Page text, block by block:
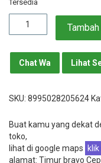
Tersedia
Kuantitas
2in1
Chat Wa Lihat
SKU: 8995028205624
Buat kamu yang dekat
toko,
lihat di google maps
alamat: Timur bravo